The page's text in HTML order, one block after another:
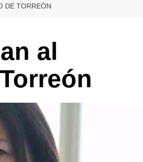
DE TORREÓN
al